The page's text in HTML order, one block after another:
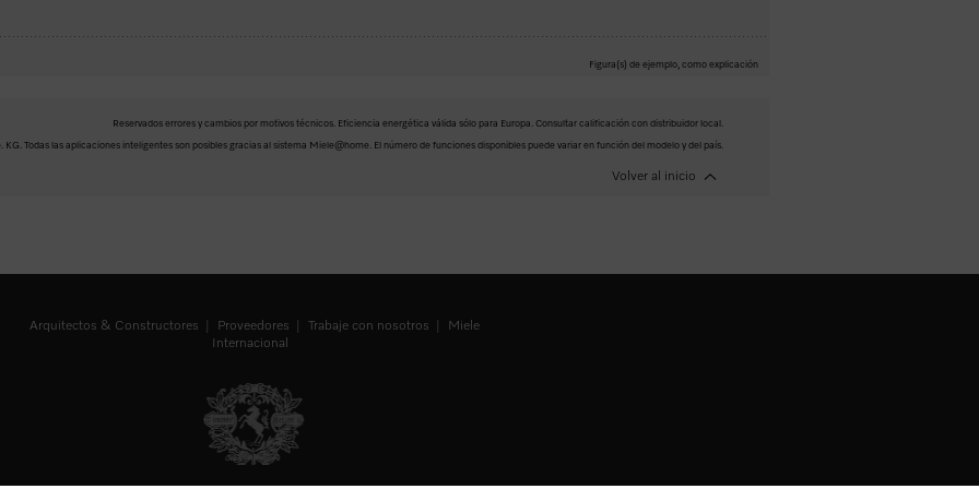
Figura(s) de ejemplo, como explicación
Reservados errores y cambios por motivos técnicos. Eficiencia energética válida sólo para Europa. Consultar calificación con distribuidor local.
Todas las aplicaciones inteligentes son posibles gracias al sistema Miele@home. El número de funciones disponibles puede variar en función del modelo y del país.
Volver al inicio
Arquitectos & Constructores Proveedores Trabaje con nosotros
Miele
Internacional